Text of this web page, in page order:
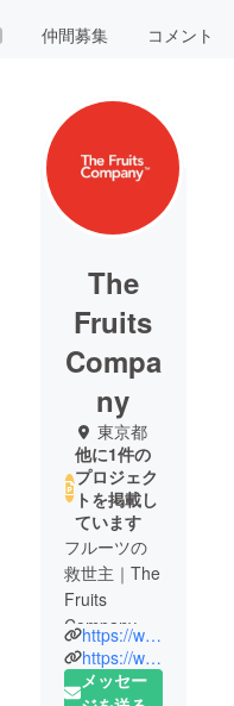
仲間募集 コメント
The
Fruits
Compa
ny
東京都
他に1件の
プロジェク
トを掲載し
ています
フルーツの
救世主｜The
Fruits
Company™
規格外フ
ルーツから
https://www.thefruits-company.com/
https://www.instagram.com/the_fruits_company/
メッセー